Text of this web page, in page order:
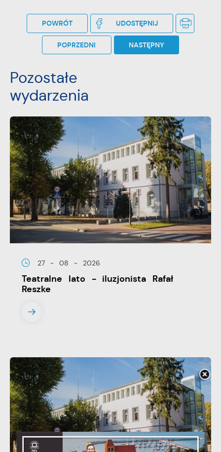
POWRÓT UDOSTĘPNIJ
POPRZEDNI NASTĘPNY
Pozostałe
wydarzenia
27 - 08 - 2026
Teatralne lato - iluzjonista Rafał
Reszke
mogą pojawić się na stronach podmiotów trzecich lub
firm będących naszymi partnerami oraz innych
dostawców usług. Firmy te działają w charakterze
pośredników prezentujących nasze treści w postaci
wiadomości, ofert, komunikatów mediów